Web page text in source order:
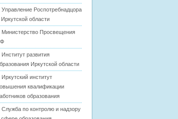
Управление Роспотребнадцора
Иркутской области
Министерство Просвещения
Институт развития
Иркутской области
Иркутский институт
квалификации
образования
Служба по контролю и надзору